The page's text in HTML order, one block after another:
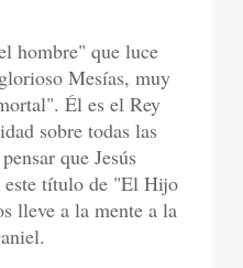
hombre" que luce
Mesías, muy
Él es el Rey
sobre todas las
que Jesús
este título de "El Hijo
lleve a la mente a la